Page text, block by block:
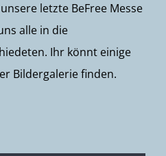
letzte BeFree Messe
alle in die
Ihr könnt einige
Bildergalerie finden.